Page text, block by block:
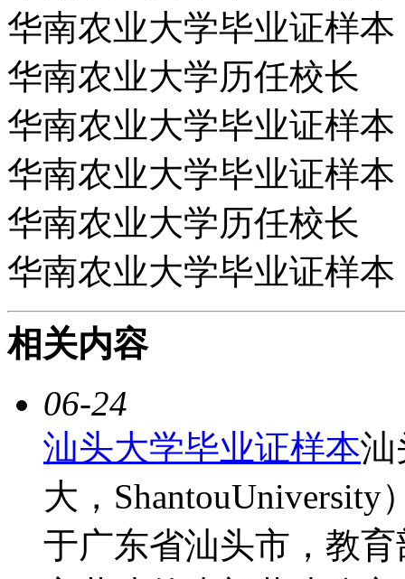
华南农业大学毕业证样本
华南农业大学历任校长
华南农业大学毕业证样本
华南农业大学毕业证样本
华南农业大学历任校长
华南农业大学毕业证样本
相关内容
06-24
汕头大学毕业证样本汕
大，ShantouUniversity
于广东省汕头市，教